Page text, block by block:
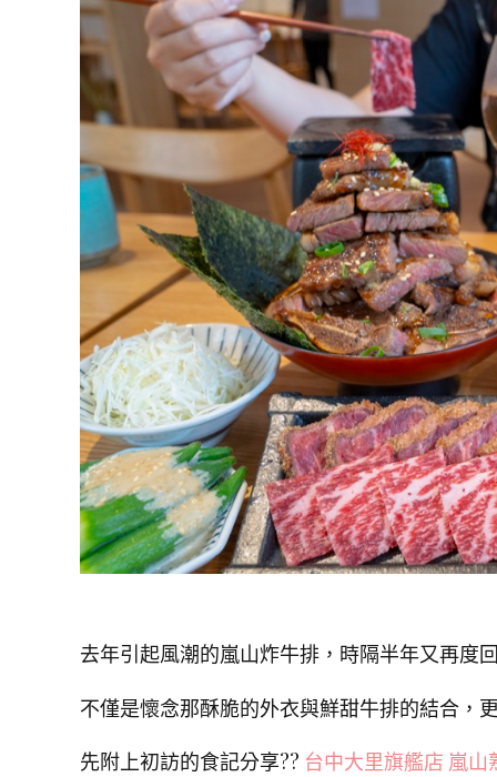
去年引起風潮的嵐山炸牛排，時隔半年又再度
不僅是懷念那酥脆的外衣與鮮甜牛排的結合，
先附上初訪的食記分享?? 台中大里旗艦店 嵐